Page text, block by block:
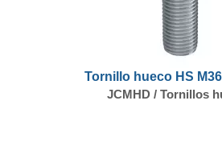
Tornillo hueco HS
JCMHD / Tornillos